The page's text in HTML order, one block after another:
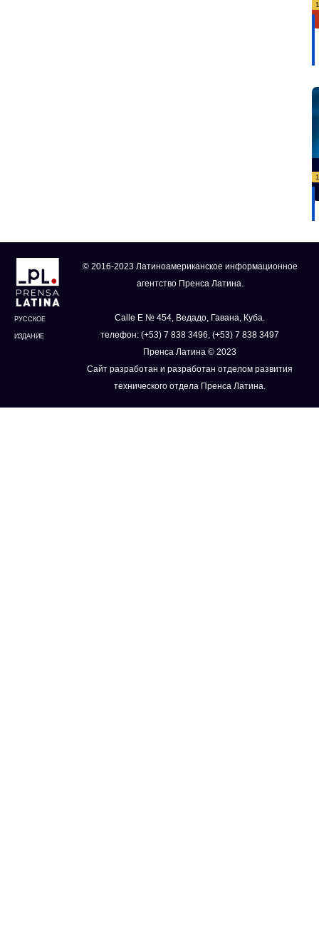
РУССКОЕ
ИЗДАНИЕ
© 2016-2023 Латиноамериканское информационное
агентство Пренса Латина.
Calle E № 454, Ведадо, Гавана, Куба.
телефон: (+53) 7 838 3496, (+53) 7 838 3497
Пренса Латина © 2023
Сайт разработан и разработан отделом развития
технического отдела Пренса Латина.